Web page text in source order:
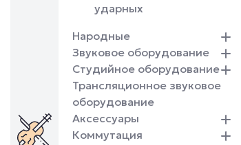
ударных
Народные
Звуковое оборудование
Студийное оборудование
Трансляционное звуковое
оборудование
Аксессуары
Коммутация